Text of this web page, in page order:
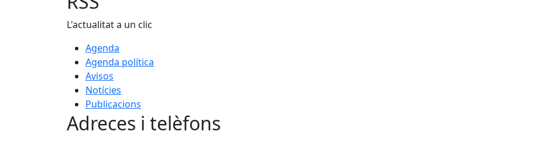
L'actualitat a un clic
Agenda
Agenda política
Avisos
Notícies
Publicacions
Adreces i telèfons